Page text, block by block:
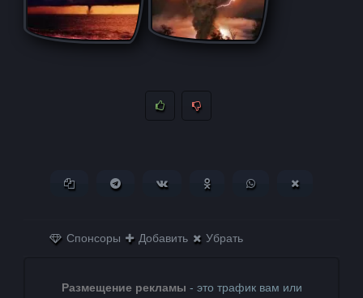
Копировать ссылкуПоделиться в Telegram
Поделиться ВКонтактеПоделиться в
Поделиться в
Спонсоры Добавить Убрать
Размещение рекламы - это трафик вам или